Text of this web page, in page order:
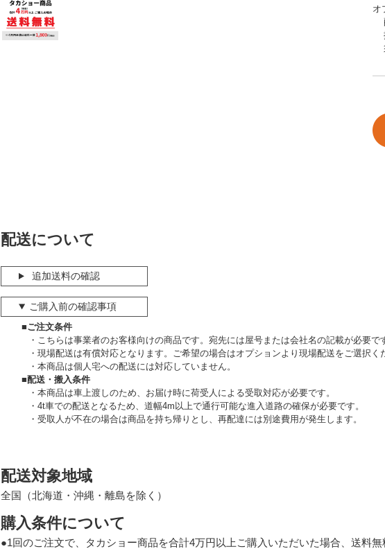
オ
配送について
追加送料の確認
ご購入前の確認事項
■ご注文条件
こちらは事業者のお客様向けの商品です。宛先には屋号または会社名の記載が必要で
現場配送は有償対応となります。ご希望の場合はオプションより現場配送をご選択く
本商品は個人宅への配送には対応していません。
■配送・搬入条件
本商品は車上渡しのため、お届け時に荷受人による受取対応が必要です。
4t車での配送となるため、道幅4m以上で通行可能な進入道路の確保が必要です。
受取人が不在の場合は商品を持ち帰りとし、再配達には別途費用が発生します。
配送対象地域
全国（北海道・沖縄・離島を除く）
購入条件について
●1回のご注文で、タカショー商品を合計4万円以上ご購入いただいた場合、送料無